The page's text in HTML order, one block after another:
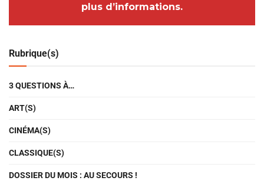
plus d’informations.
Rubrique(s)
3 QUESTIONS À…
ART(S)
CINÉMA(S)
CLASSIQUE(S)
DOSSIER DU MOIS : AU SECOURS !